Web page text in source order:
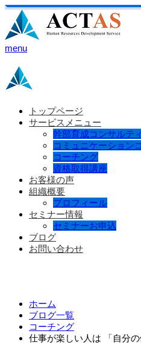
menu
トップページ
サービスメニュー
幹部育成コンサルテ
コミュニケーション
コーチング
資格取得講座
お客様の声
組織概要
プロフィール
セミナー情報
セミナーお申込
ブログ
お問い合わせ
ホーム
ブログ一覧
コーチング
仕事が楽しい人は 「自分